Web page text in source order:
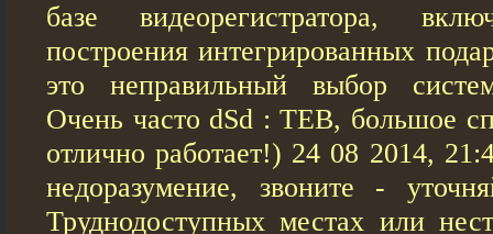
базе видеорегистратора,
построения интегрированных
это неправильный выбор
Очень часто dSd : TEB, большое
отлично работает!) 24 08 2014,
недоразумение, звоните -
Труднодоступных местах или